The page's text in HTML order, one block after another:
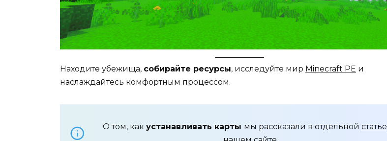
Находите убежища, собирайте ресурсы, исследуйте мир Minecraft PE и
наслаждайтесь комфортным процессом.
О том, как устанавливать карты мы рассказали в отдельной статье